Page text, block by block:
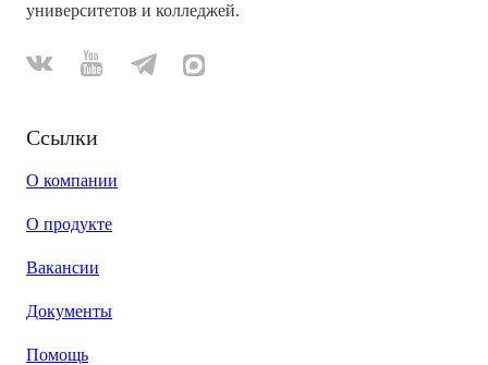
университетов и колледжей.
Ссылки
О компании
О продукте
Вакансии
Документы
Помощь